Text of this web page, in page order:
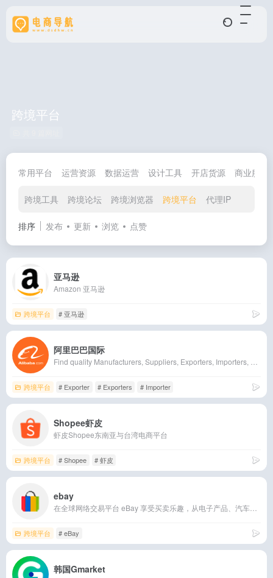
跨境平台
常用平台 运营资源 数据运营 设计工具 开店货源 商业服务
跨境工具 跨境论坛 跨境浏览器 跨境平台 代理IP
排序 发布 更新 浏览 点赞
亚马逊
Amazon 亚马逊
跨境平台 # 亚马逊
阿里巴巴国际
跨境平台 # Exporter # Exporters # Importer
Shopee虾皮
虾皮Shopee东南亚与台湾电商平台
跨境平台 # Shopee # 虾皮
ebay
跨境平台 # eBay
韩国Gmarket